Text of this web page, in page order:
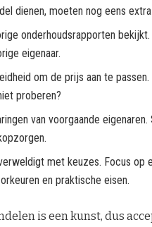
dienen, moeten nog eens
onderhoudsrapporten
eigenaar.
om de prijs aan te
proberen?
van voorgaande
met keuzes. Focus op
en praktische eisen.
is een kunst, dus